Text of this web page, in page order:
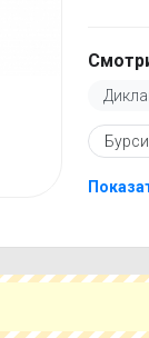
Перед